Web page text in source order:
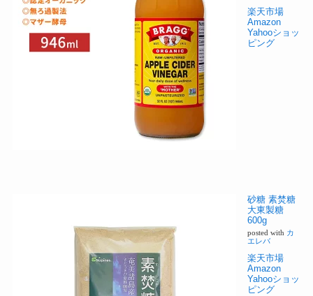
楽天市場
Amazon
Yahooショッ
ピング
砂糖 素焚糖
大東製糖
600g
posted with カ
エレバ
楽天市場
Amazon
Yahooショッ
ピング